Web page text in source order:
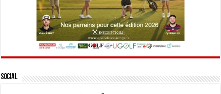
Social